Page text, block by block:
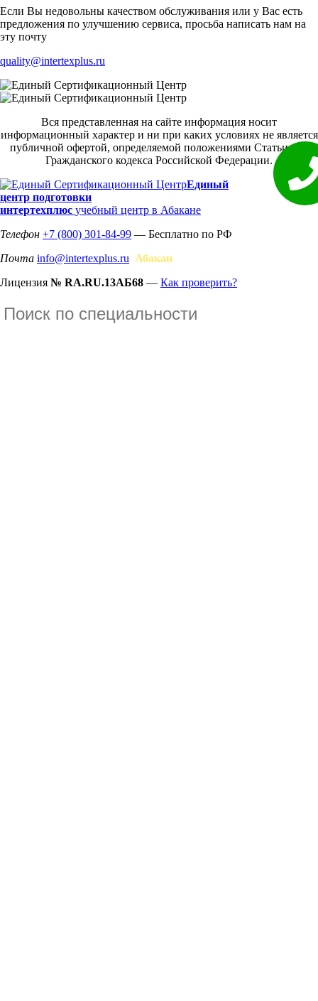
Если Вы недовольны качеством обслуживания или у Вас есть
предложения по улучшению сервиса, просьба написать нам на
эту почту
quality@intertexplus.ru
Вся представленная на сайте информация носит
информационный характер и ни при каких условиях не является
публичной офертой, определяемой положениями Статьи 437
Гражданского кодекса Российской Федерации.
Единый
центр подготовки
интертехплюс учебный центр в Абакане
Телефон +7 (800) 301-84-99 — Бесплатно по РФ
Почта info@intertexplus.ru Абакан
Лицензия № RA.RU.13АБ68 — Как проверить?